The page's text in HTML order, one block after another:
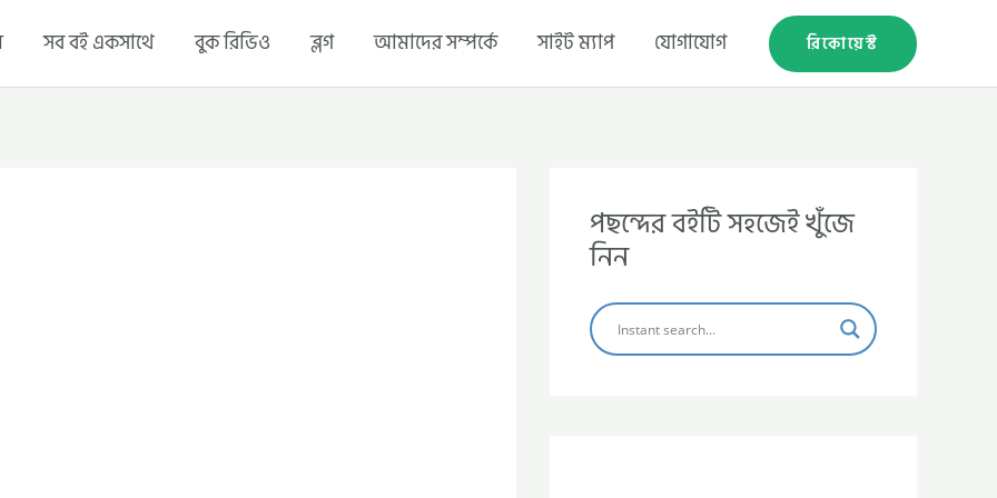
সব বই একসাথে বুক রিভিও ব্লগ আমাদের সম্পর্কে সাইট ম্যাপ যোগাযোগ রিকোয়েস্ট
পছন্দের বইটি সহজেই খুঁজে
নিন